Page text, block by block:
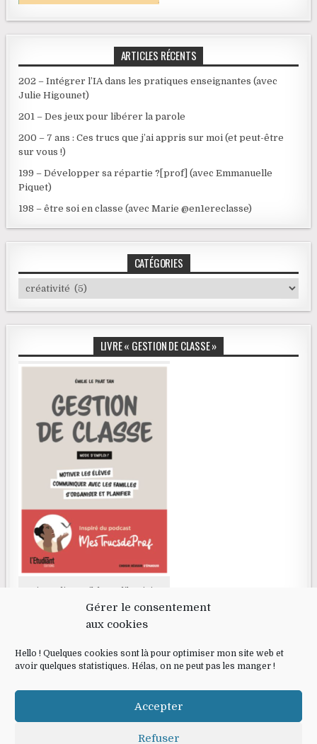
Gérer le consentement
aux cookies
Hello ! Quelques cookies sont là pour optimiser mon site web et
avoir quelques statistiques. Hélas, on ne peut pas les manger !
Accepter
Refuser
ARTICLES RÉCENTS
202 – Intégrer l’IA dans les pratiques enseignantes (avec
Julie Higounet)
201 – Des jeux pour libérer la parole
200 – 7 ans : Ces trucs que j’ai appris sur moi (et peut-être
sur vous !)
199 – Développer sa répartie ?[prof] (avec Emmanuelle
Piquet)
198 – être soi en classe (avec Marie @en1ereclasse)
CATÉGORIES
Catégories
LIVRE « GESTION DE CLASSE »
Livre disponible en librairie
RECHERCHE